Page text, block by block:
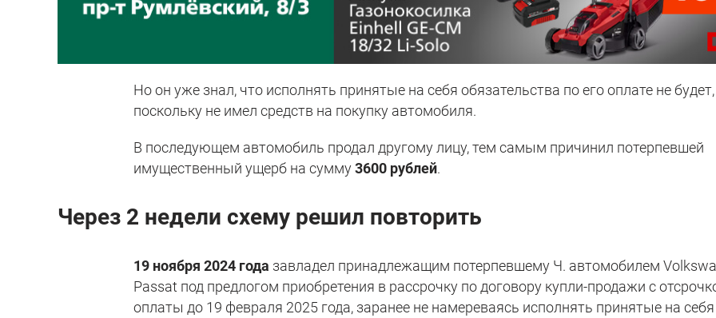
Но он уже знал, что исполнять принятые на себя обязательства по его оплате не будет,
поскольку не имел средств на покупку автомобиля.
В последующем автомобиль продал другому лицу, тем самым причинил потерпевшей
имущественный ущерб на сумму3600 рублей.
Через 2 недели схему решил повторить
19 ноября 2024 года завладел принадлежащим потерпевшему Ч. автомобилем
Passat под предлогом приобретения в рассрочку по договору купли-продажи с
оплаты до 19 февраля 2025 года, заранее не намереваясь исполнять принятые на себя